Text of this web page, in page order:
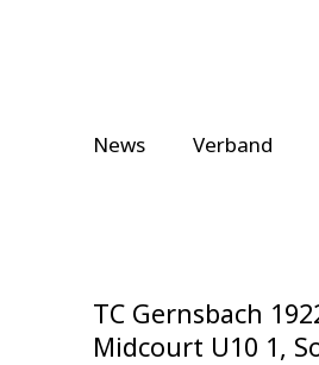
News Verband
TC Gernsbach
Midcourt U10 1,